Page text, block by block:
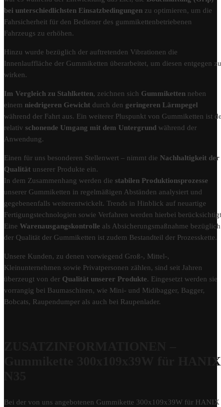
bei unterschiedlichsten Einsatzbedingungen zu optimieren, um die
Fahrsicherheit für den Bediener des gummikettenbetriebenen
Fahrzeugs zu erhöhen.
Hinzu wurde bezüglich der auftretenden Vibrationen die
Innenlauffläche der Gummiketten überarbeitet, um diesen entgegen zu
wirken.
Im Vergleich zu Stahlketten, zeichnen sich Gummiketten neben
einem niedrigeren Gewicht durch den geringeren Lärmpegel
während der Fahrt aus. Ein weiterer Pluspunkt von Gummiketten ist
relativ schonende Umgang mit dem Untergrund während der
Anwendung.
Einen für uns besonderen Stellenwert – nimmt die Nachhaltigkeit der
Qualität unserer Produkte ein.
In dem Zusammenhang werden die stabilen Produktionsprozesse
unserer Gummiketten in regelmäßigen Abständen analysiert und
gegebenenfalls weiterentwickelt. Trends in Hinblick auf neuartige
Fertigungstechnologien sowie Verfahren werden hierbei
Eine Warenausgangskontrolle als Absicherungsmaßnahme bezüglich
der Qualität der Gummiketten ist zudem Bestandteil der Prozesskette.
Unsere Kunden, zu denen vorwiegend Groß-, Mittel-,
Kleinunternehmen sowie Privatpersonen zählen, sind seit Jahren
überzeugt von der Qualität unserer Produkte. Eingesetzt werden sie
vorrangig bei Baumaschinen, wie Mini- und Midibagger, Bagger,
Bobcats, Raupendumper als auch bei Raupenlader.
Gummikette 300x109x39W für HANIX
Bei der von uns angebotenen Gummikette 300x109x39W für HANIX